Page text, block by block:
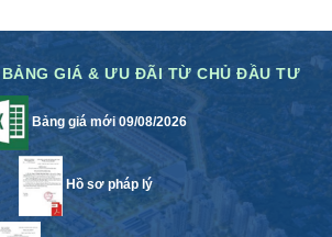
GIÁ & ƯU ĐÃI TỪ CHỦ ĐẦU TƯ
Bảng giá mới 09/08/2026
Hồ sơ pháp lý